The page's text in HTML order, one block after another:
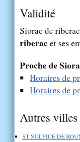
Validité
Siorac de
riberacet ses
Proche de
Horaires de
Horaires de
Autres villes
ST SULPICE DE